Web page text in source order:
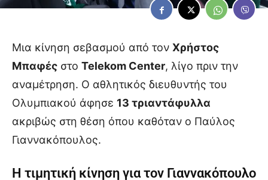
Μια κίνηση σεβασμού από τον Χρήστος
Μπαφές στο Telekom Center, λίγο πριν την
αναμέτρηση. Ο αθλητικός διευθυντής του
Ολυμπιακού άφησε 13 τριαντάφυλλα
ακριβώς στη θέση όπου καθόταν ο Παύλος
Γιαννακόπουλος.
Η τιμητική κίνηση για τον Γιαννακόπουλο